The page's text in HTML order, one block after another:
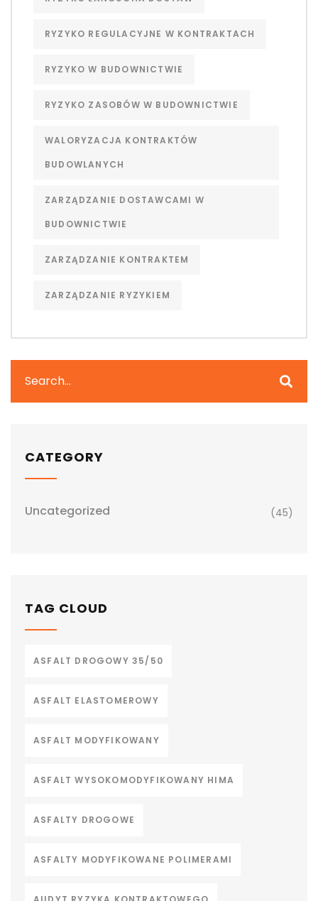
RYZYKO REGULACYJNE W KONTRAKTACH
RYZYKO W BUDOWNICTWIE
RYZYKO ZASOBÓW W BUDOWNICTWIE
WALORYZACJA KONTRAKTÓW
BUDOWLANYCH
ZARZĄDZANIE DOSTAWCAMI W
BUDOWNICTWIE
ZARZĄDZANIE KONTRAKTEM
ZARZĄDZANIE RYZYKIEM
CATEGORY
Uncategorized (45)
TAG CLOUD
ASFALT DROGOWY 35/50
ASFALT ELASTOMEROWY
ASFALT MODYFIKOWANY
ASFALT WYSOKOMODYFIKOWANY HIMA
ASFALTY DROGOWE
ASFALTY MODYFIKOWANE POLIMERAMI